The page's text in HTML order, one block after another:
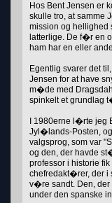
Hos Bent Jensen er
skulle tro, at samme
mission og
latterlige. De f�r en
ham har en eller
Egentlig svarer det
Jensen for at have
m�de med
spinkelt et grundlag
I 1980erne l�rte
Jyl�lands-Posten,
valgsprog, som var
og den, der havde
professor i historie
chefredakt�rer, der i
v�re sandt. Den, der
under den spanske